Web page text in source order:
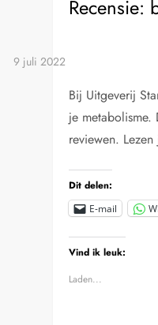
Recensie:
Bij Uitgeverij
je
reviewen.
Dit delen:
E-mail
Vind ik leuk:
Laden...